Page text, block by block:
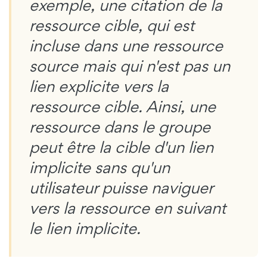
exemple, une citation de la
ressource cible, qui est
incluse dans une ressource
source mais qui n'est pas un
lien explicite vers la
ressource cible. Ainsi, une
ressource dans le groupe
peut être la cible d'un lien
implicite sans qu'un
utilisateur puisse naviguer
vers la ressource en suivant
le lien implicite.